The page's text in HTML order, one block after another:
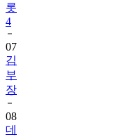
롯
4
07
김
부
장
08
데